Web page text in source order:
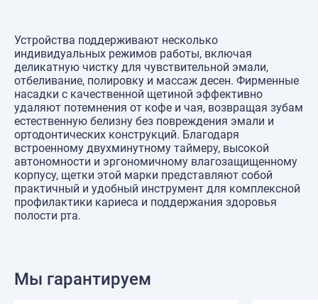
Устройства поддерживают несколько
индивидуальных режимов работы, включая
деликатную чистку для чувствительной эмали,
отбеливание, полировку и массаж десен. Фирменные
насадки с качественной щетиной эффективно
удаляют потемнения от кофе и чая, возвращая зубам
естественную белизну без повреждения эмали и
ортодонтических конструкций. Благодаря
встроенному двухминутному таймеру, высокой
автономности и эргономичному влагозащищенному
корпусу, щетки этой марки представляют собой
практичный и удобный инструмент для комплексной
профилактики кариеса и поддержания здоровья
полости рта.
Мы гарантируем